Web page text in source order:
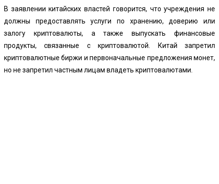
В заявлении китайских властей говорится, что учреждения не
должны предоставлять услуги по хранению, доверию или
залогу криптовалюты, а также выпускать финансовые
продукты, связанные с криптовалютой. Китай запретил
криптовалютные биржи и первоначальные предложения монет,
но не запретил частным лицам владеть криптовалютами.